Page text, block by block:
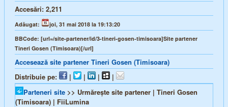
Accesări: 2,211
Adăugat:
joi, 31 mai 2018 la 19:13:20
BBCode: [url=/site-partener/id/3-tineri-gosen-timisoara]Site partener
Tineri Gosen (Timisoara)[/url]
Accesează site partener Tineri Gosen (Timisoara)
Distribuie pe:
| | |
|
Parteneri site >> Urmărește site partener | Tineri Gosen
(Timisoara) | FiiLumina